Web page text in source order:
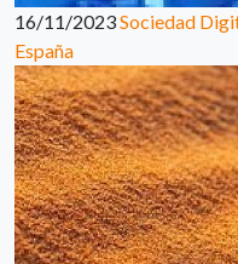
16/11/2023Sociedad
España